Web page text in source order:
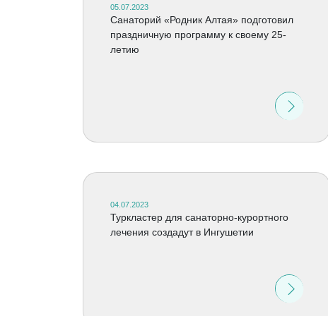
05.07.2023
Санаторий «Родник Алтая» подготовил
праздничную программу к своему 25-
летию
04.07.2023
Туркластер для санаторно-курортного
лечения создадут в Ингушетии